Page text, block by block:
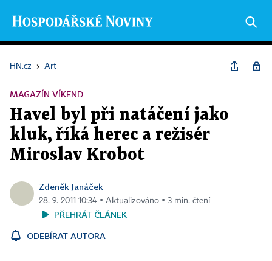
HN.cz › Art
MAGAZÍN VÍKEND
Havel byl při natáčení jako
kluk, říká herec a režisér
Miroslav Krobot
Zdeněk Janáček
28. 9. 2011 10:34 ▪ Aktualizováno ▪ 3 min. čtení
PŘEHRÁT ČLÁNEK
ODEBÍRAT AUTORA